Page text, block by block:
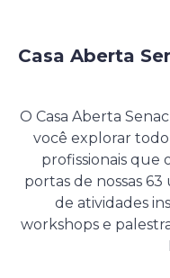
Casa Aberta
O Casa Aberta
você explorar
profissionais que
portas de nossas
de atividades
workshops e